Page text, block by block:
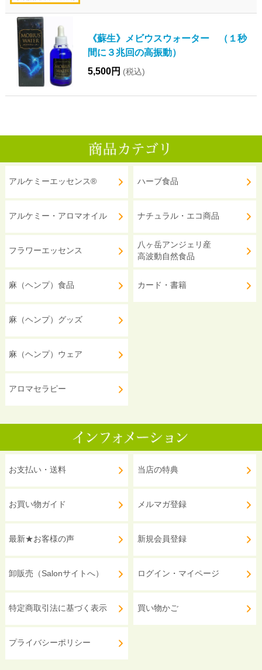
《蘇生》メビウスウォーター （１秒
間に３兆回の高振動）
5,500円 (税込)
アルケミーエッセンス®
アルケミー・アロマオイル
フラワーエッセンス
麻（ヘンプ）食品
麻（ヘンプ）グッズ
麻（ヘンプ）ウェア
アロマセラピー
ハーブ食品
ナチュラル・エコ商品
八ヶ岳アンジェリ産
高波動自然食品
カード・書籍
お支払い・送料
お買い物ガイド
最新★お客様の声
卸販売（Salonサイトへ）
特定商取引法に基づく表示
プライバシーポリシー
当店の特典
メルマガ登録
新規会員登録
ログイン・マイページ
買い物かご